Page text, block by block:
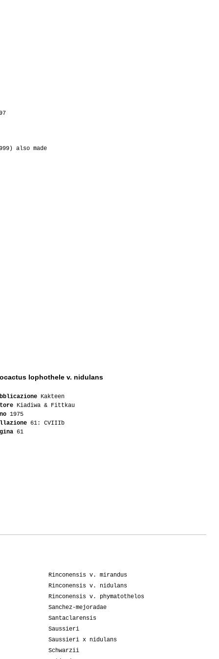
also made
lophothele v. nidulans
Kakteen
Kiadiwa & Fittkau
1975
61: CVIIIb
61
Rinconensis v. mirandus
Rinconensis v. nidulans
Rinconensis v. phymatothelos
Sanchez-mejoradae
Santaclarensis
Saussieri
Saussieri x nidulans
Schwarzii